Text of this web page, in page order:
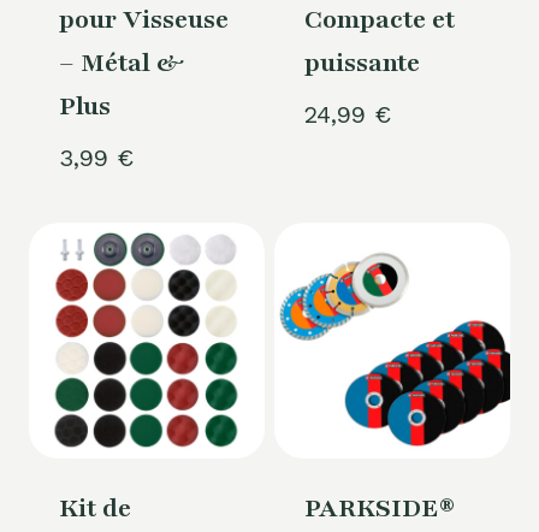
pour Visseuse
– Métal &
Plus
3,99 €
Compacte et
puissante
24,99 €
Kit de
PARKSIDE®